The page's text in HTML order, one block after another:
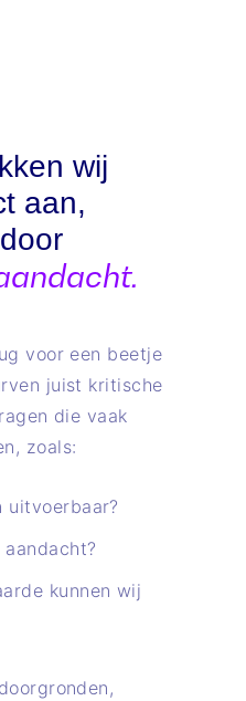
wij
aan,
voor een beetje
juist kritische
die vaak
zoals:
uitvoerbaar?
kunnen wij